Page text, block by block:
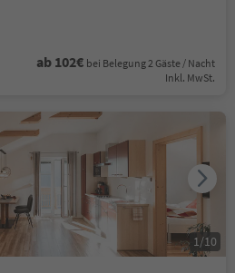
ab 102€ bei Belegung 2 Gäste / Nacht
Inkl. MwSt.
1 /10